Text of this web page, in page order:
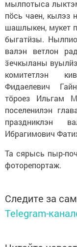
мылпотыса
пӧсь чаен, кылэз
шашлыкен, мукет
быгатӥзы.
валэн ветлон
ӟечкыланы
комитетлэн
Фидаелевич
тӧроез Ильгам
поселенилэн
праздниклэн
Ибрагимович
Та сярысь пыр-
фоторепортаж.
Следите за
Telegram-